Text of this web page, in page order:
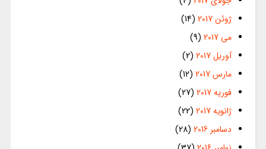
ژوئن 2017
(14)
می 2017
(9)
آوریل 2017
(2)
مارس 2017
(12)
فوریه 2017
(27)
ژانویه 2017
(22)
دسامبر 2016
(28)